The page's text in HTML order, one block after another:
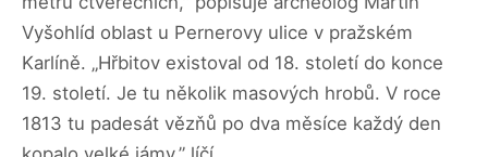
Vyšohlíd oblast u Pernerovy ulice v pražském
Karlíně. „Hřbitov existoval od 18. století do konce
19. století. Je tu několik masových hrobů. V roce
1813 tu padesát vězňů po dva měsíce každý den